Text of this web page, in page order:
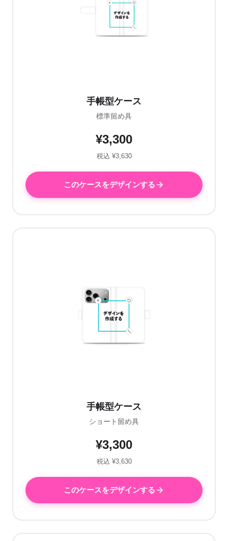
手帳型ケース
標準留め具
¥3,300
税込 ¥3,630
このケースをデザインする
手帳型ケース
ショート留め具
¥3,300
税込 ¥3,630
このケースをデザインする